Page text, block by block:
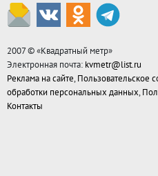
2007 © «Квадратный метр»
Электронная почта: kvmetr@list.ru
Реклама на сайте, Пользовательское
обработки персональных данных,
Контакты